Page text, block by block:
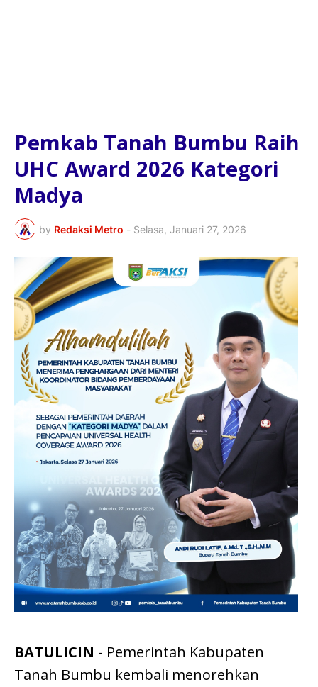
Pemkab Tanah Bumbu Raih
UHC Award 2026 Kategori
Madya
by Redaksi Metro - Selasa, Januari 27, 2026
BATULICIN - Pemerintah Kabupaten
Tanah Bumbu kembali menorehkan